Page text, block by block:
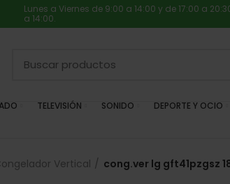
Lunes a Viernes de 9:00 a 14:00 y de 17:00 a
a 14:00.
TELEVISIÓN SONIDO DEPORTE Y OCIO
Vertical cong.ver lg gft41pzgsz